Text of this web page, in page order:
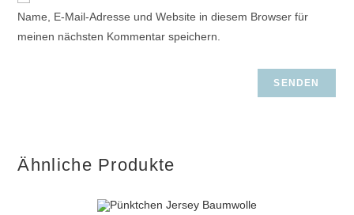
Name, E-Mail-Adresse und Website in diesem Browser für
meinen nächsten Kommentar speichern.
Ähnliche Produkte